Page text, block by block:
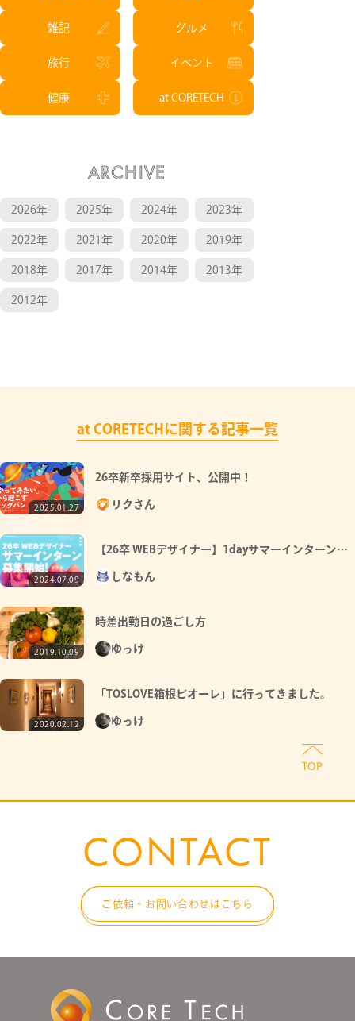
雑記 グルメ
旅行 イベント
健康 at CORETECH
ARCHIVE
2026年 2025年 2024年 2023年
2022年 2021年 2020年 2019年
2018年 2017年 2014年 2013年
2012年
at CORETECHに関する記事一覧
2025.01.27
26卒新卒採用サイト、公開中！
リクさん
2024.07.09
【26卒 WEBデザイナー】1dayサマーインターン募
集開始！
しなもん
2019.10.09
時差出勤日の過ごし方
ゆっけ
2020.02.12
「TOSLOVE箱根ビオーレ」に行ってきました。
ゆっけ
CONTACT
ご依頼・お問い合わせはこちら